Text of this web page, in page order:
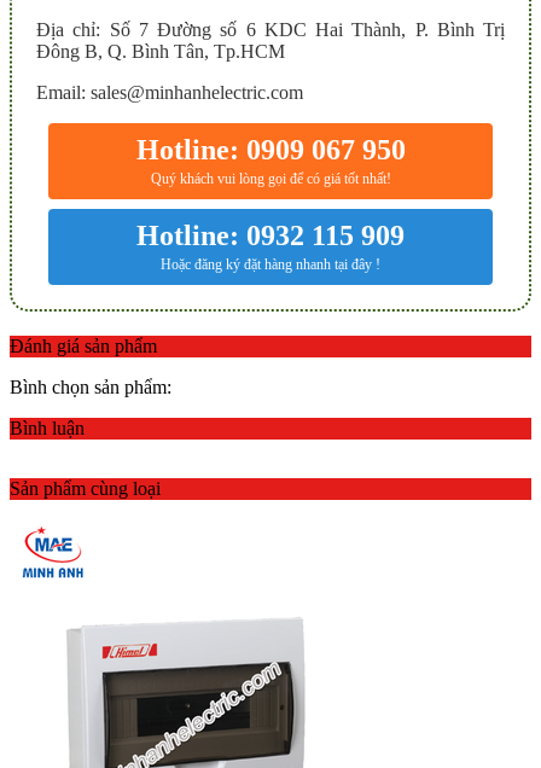
Địa chỉ: Số 7 Đường số 6 KDC Hai Thành, P. Bình Trị
Đông B, Q. Bình Tân, Tp.HCM
Email: sales@minhanhelectric.com
Hotline: 0909 067 950
Quý khách vui lòng gọi để có giá tốt nhất!
Hotline: 0932 115 909
Hoặc đăng ký đặt hàng nhanh tại đây !
Đánh giá sản phẩm
Bình chọn sản phẩm:
Bình luận
Sản phẩm cùng loại